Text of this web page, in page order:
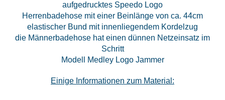
aufgedrucktes Speedo Logo
Herrenbadehose mit einer Beinlänge von ca. 44cm
elastischer Bund mit innenliegendem Kordelzug
die Männerbadehose hat einen dünnen Netzeinsatz im
Schritt
Modell Medley Logo Jammer
Einige Informationen zum Material: